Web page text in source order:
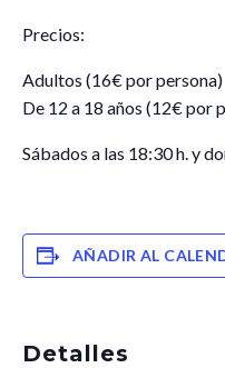
Precios:
Adultos (16€ por persona)
De 12 a 18 años (12€ por
Sábados a las 18:30 h. y
AÑADIR AL
Detalles